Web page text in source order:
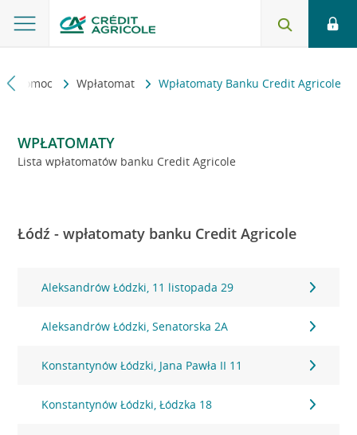
i pomoc Wpłatomat Wpłatomaty Banku Credit Agricole
WPŁATOMATY
Lista wpłatomatów banku Credit Agricole
Łódź - wpłatomaty banku Credit Agricole
Aleksandrów Łódzki, 11 listopada 29
Aleksandrów Łódzki, Senatorska 2A
Konstantynów Łódzki, Jana Pawła II 11
Konstantynów Łódzki, Łódzka 18